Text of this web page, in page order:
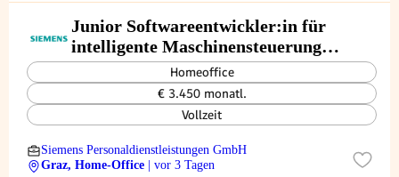
Junior Softwareentwickler:in für
intelligente Maschinensteuerung
(CNC/HMI) Homeoffice
€ 3.450 monatl.
Vollzeit
Siemens Personaldienstleistungen GmbH
Graz, Home-Office
| vor 3 Tagen